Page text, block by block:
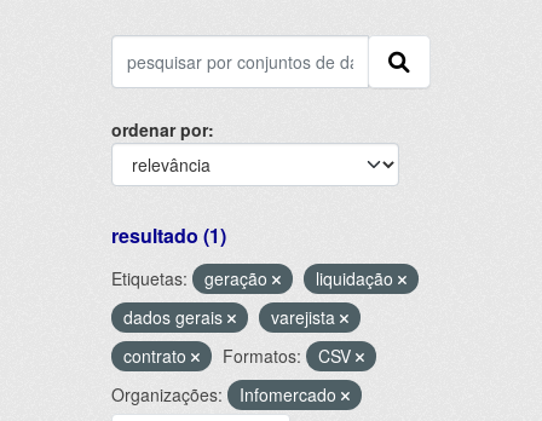
ordenar por
resultado (1)
Etiquetas: geração
liquidação
dados gerais
varejista
contrato
Formatos:
CSV
Organizações:
Infomercado